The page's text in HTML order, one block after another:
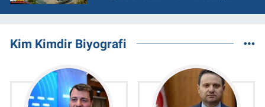
Kim Kimdir Biyografi